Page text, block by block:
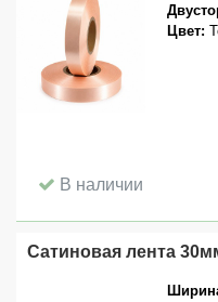
Цвет:
В наличии
Сатиновая лента